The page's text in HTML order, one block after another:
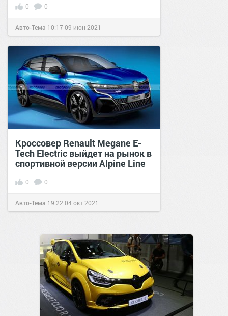
0 0
Авто-Тема 10:17 09 июн 2021
Кроссовер Renault Megane E-
Tech Electric выйдет на рынок в
спортивной версии Alpine Line
0 0
Авто-Тема 19:22 04 окт 2021